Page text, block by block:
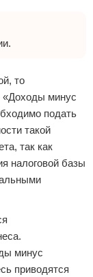
то
«Доходы минус
подать
такой
так как
налоговой базы
минус
приводятся